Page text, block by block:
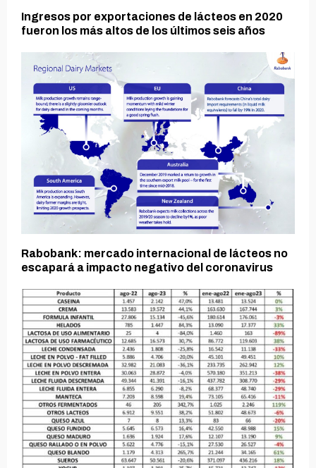
Ingresos por exportaciones de lácteos en 2020
fueron los más altos de los últimos seis años
Rabobank: mercado internacional de lácteos no
escapará a impacto negativo del coronavirus